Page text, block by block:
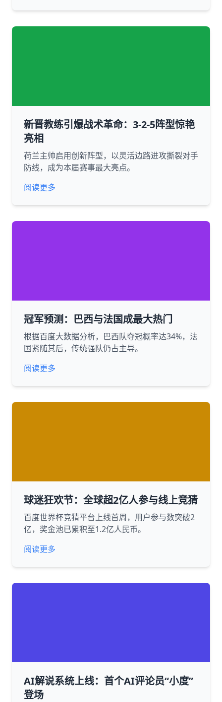
新晋教练引爆战术革命：3-2-5阵型惊艳
亮相
荷兰主帅启用创新阵型，以灵活边路进攻撕裂对手
防线，成为本届赛事最大亮点。
阅读更多
冠军预测：巴西与法国成最大热门
根据百度大数据分析，巴西队夺冠概率达34%，法
国紧随其后，传统强队仍占主导。
阅读更多
球迷狂欢节：全球超2亿人参与线上竞猜
百度世界杯竞猜平台上线首周，用户参与数突破2
亿，奖金池已累积至1.2亿人民币。
阅读更多
AI解说系统上线：首个AI评论员“小度”
登场